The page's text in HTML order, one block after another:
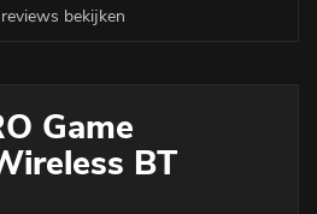
bekijken
Game
BT